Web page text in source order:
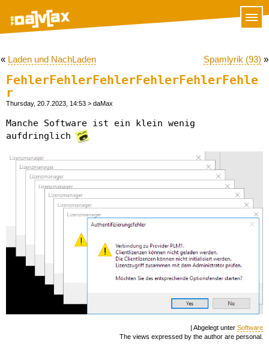
« Laden und NachLaden Spamlyrik (93) »
FehlerFehlerFehlerFehlerFehlerFehle
r
Thursday, 20.7.2023, 14:53 > daMax
Manche Software ist ein klein wenig
aufdringlich
| Abgelegt unter Software
The views expressed by the author are personal.